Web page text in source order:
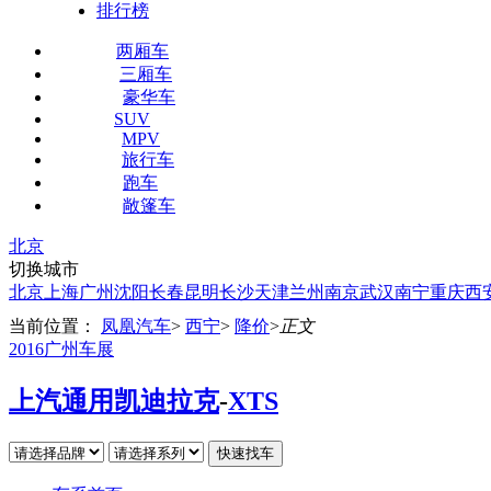
排行榜
两厢车
三厢车
豪华车
SUV
MPV
旅行车
跑车
敞篷车
北京
切换城市
北京 上海广州沈阳长春昆明长沙天津兰州南京武汉南宁重庆西
当前位置：
凤凰汽车> 西宁> 降价>正文
2016广州车展
上汽通用凯迪拉克-XTS